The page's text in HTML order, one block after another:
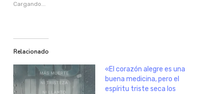
Cargando...
Relacionado
«El corazón alegre es una
buena medicina, pero el
espíritu triste seca los